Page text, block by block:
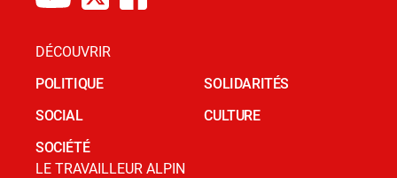
DÉCOUVRIR
POLITIQUE
SOCIAL
SOCIÉTÉ
SOLIDARITÉS
CULTURE
LE TRAVAILLEUR ALPIN